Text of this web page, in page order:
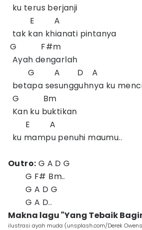
ku terus berjanji
E A
tak kan khianati pintanya
G F#m
Ayah dengarlah
G A D A
betapa sesungguhnya ku
G Bm
Kan ku buktikan
E A
ku mampu penuhi maumu..
Outro: G A D G
G F# Bm..
G A D G
G A D..
Makna lagu "Yang Tebaik
ilustrasi ayah muda (unsplash.com/Derek